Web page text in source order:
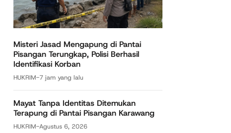
Misteri Jasad Mengapung di Pantai
Pisangan Terungkap, Polisi Berhasil
Identifikasi Korban
HUKRIM-7 jam yang lalu
Mayat Tanpa Identitas Ditemukan
Terapung di Pantai Pisangan Karawang
HUKRIM-Agustus 6, 2026